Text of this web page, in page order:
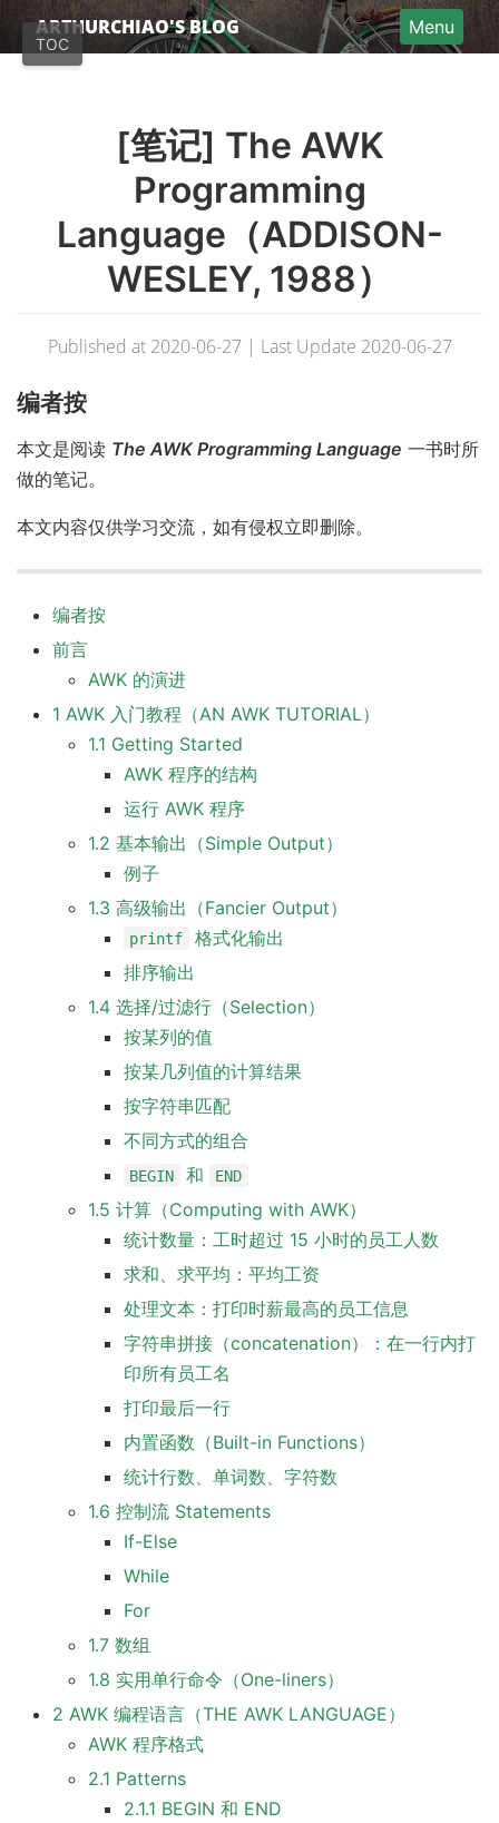
ARTHURCHIAO'S BLOG Menu
Home
Articles (EN)
Categories
Donate
TOC
[笔记] The AWK
Programming
Language（ADDISON-
WESLEY, 1988）
Published at 2020-06-27 | Last Update 2020-06-27
编者按
本文是阅读 The AWK Programming Language 一书时所
做的笔记。
本文内容仅供学习交流，如有侵权立即删除。
编者按
前言
AWK 的演进
1 AWK 入门教程（AN AWK TUTORIAL）
1.1 Getting Started
AWK 程序的结构
运行 AWK 程序
1.2 基本输出（Simple Output）
例子
1.3 高级输出（Fancier Output）
printf
格式化输出
排序输出
1.4 选择/过滤行（Selection）
按某列的值
按某几列值的计算结果
按字符串匹配
不同方式的组合
BEGIN 和 END
1.5 计算（Computing with AWK）
统计数量：工时超过 15 小时的员工人数
求和、求平均：平均工资
处理文本：打印时薪最高的员工信息
字符串拼接（concatenation）：在一行内打
印所有员工名
打印最后一行
内置函数（Built-in Functions）
统计行数、单词数、字符数
1.6 控制流 Statements
If-Else
While
For
1.7 数组
1.8 实用单行命令（One-liners）
2 AWK 编程语言（THE AWK LANGUAGE）
AWK 程序格式
2.1 Patterns
2.1.1 BEGIN 和 END